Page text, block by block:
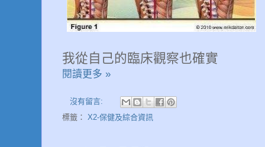
我從自己的臨床觀察也確實
閱讀更多 »
沒有留言:
標籤： X2-保健及綜合資訊